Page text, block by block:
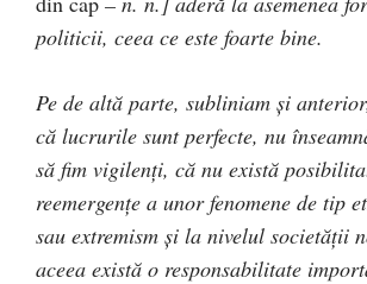
politicii, ceea ce este foarte bine.
Pe de altă parte, subliniam și
că lucrurile sunt perfecte, nu
să fim vigilenți, că nu există
reemergențe a unor fenomene de tip
sau extremism și la nivelul societății
aceea există o responsabilitate